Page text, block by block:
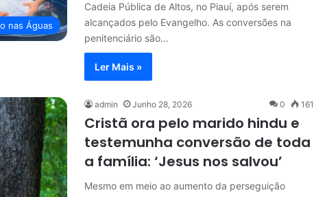
nas Águas
Cadeia Pública de Altos, no Piauí, após serem
alcançados pelo Evangelho. As conversões na
penitenciário são…
Ler Mais »
admin Junho 28, 2026 0 161
Cristã ora pelo marido hindu e
testemunha conversão de toda
a família: ‘Jesus nos salvou’
Mesmo em meio ao aumento da perseguição